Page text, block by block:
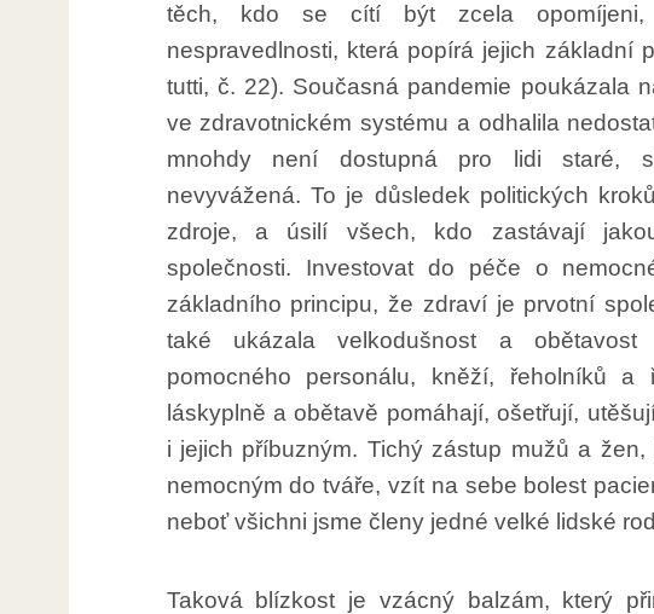
těch, kdo se cítí být zcela opomíjeni,
nespravedlnosti, která popírá jejich základní
tutti, č. 22). Současná pandemie poukázala
ve zdravotnickém systému a odhalila
mnohdy není dostupná pro lidi staré,
nevyvážená. To je důsledek politických
zdroje, a úsilí všech, kdo zastávají
společnosti. Investovat do péče o
základního principu, že zdraví je prvotní
také ukázala velkodušnost a obětavost
pomocného personálu, kněží, řeholníků a
láskyplně a obětavě pomáhají, ošetřují,
i jejich příbuzným. Tichý zástup mužů a
nemocným do tváře, vzít na sebe bolest
neboť všichni jsme členy jedné velké lidské
Taková blízkost je vzácný balzám, který